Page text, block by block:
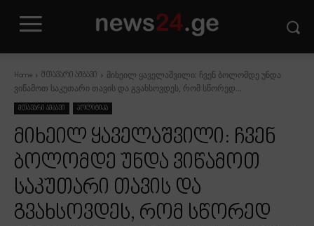
Home მთავარი ამბავი
მიხეილ ყაველაშვილი: ჩვენ ბოლომდე უნდა
ვიწამოთ საკუთარი თავის და გვახსოვდეს, რომ სწორედ...
მთავარი ამბავი პოლიტიკა
მიხეილ ყაველაშვილი: ჩვენ
ბოლომდე უნდა ვიწამოთ
საკუთარი თავის და
გვახსოვდეს, რომ სწორედ